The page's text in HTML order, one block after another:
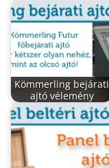
Kömmerling bejárati
ajtó vélemény